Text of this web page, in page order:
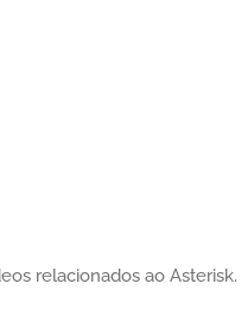
relacionados ao Asterisk.